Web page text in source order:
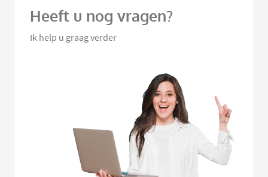
Heeft u nog vragen?
Ik help u graag verder